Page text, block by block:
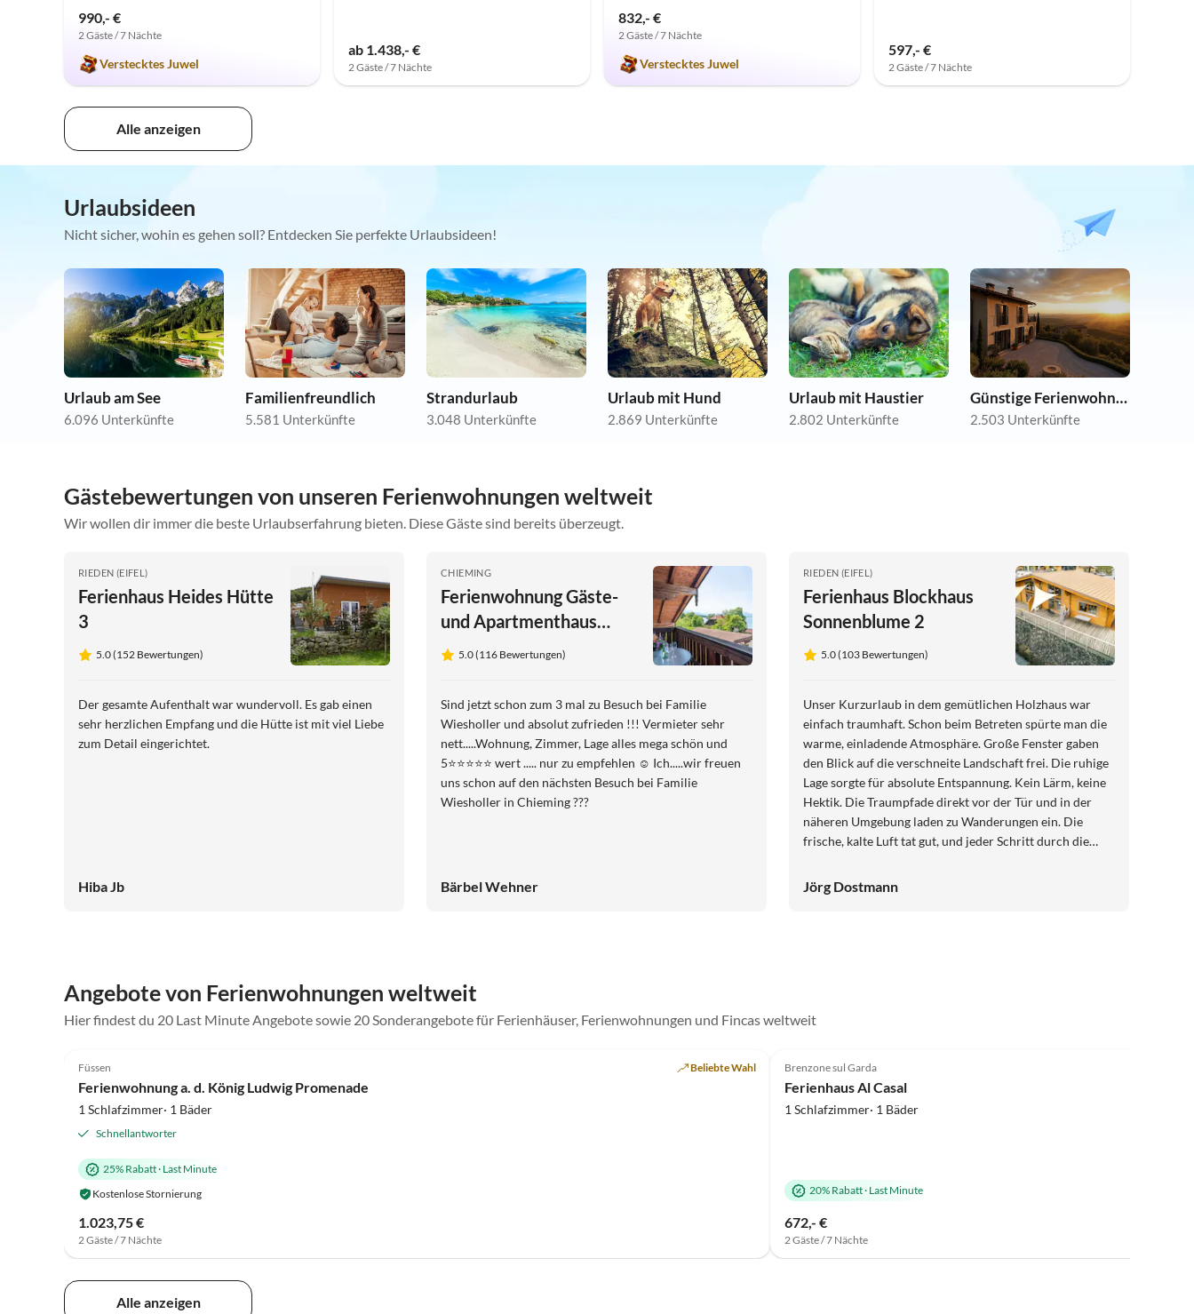
990,- €
2 Gäste / 7 Nächte
Verstecktes Juwel
ab 1.438,- €
2 Gäste / 7 Nächte
832,- €
2 Gäste / 7 Nächte
Verstecktes Juwel
597,- €
2 Gäste / 7 Nächte
Alle anzeigen
Urlaubsideen
Nicht sicher, wohin es gehen soll? Entdecken Sie perfekte Urlaubsideen!
Urlaub am See
6.096 Unterkünfte
Familienfreundlich
5.581 Unterkünfte
Strandurlaub
3.048 Unterkünfte
Urlaub mit Hund
2.869 Unterkünfte
Urlaub mit Haustier
2.802 Unterkünfte
Günstige Ferienwohnungen
2.503 Unterkünfte
Gästebewertungen von unseren Ferienwohnungen weltweit
Wir wollen dir immer die beste Urlaubserfahrung bieten. Diese Gäste sind bereits überzeugt.
RIEDEN (EIFEL)
Ferienhaus Heides Hütte
3
5.0 (152 Bewertungen)
Der gesamte Aufenthalt war wundervoll. Es gab einen
sehr herzlichen Empfang und die Hütte ist mit viel Liebe
zum Detail eingerichtet.
Hiba Jb
CHIEMING
Ferienwohnung Gäste-
und Apartmenthaus
Wiesholler
5.0 (116 Bewertungen)
Sind jetzt schon zum 3 mal zu Besuch bei Familie
Wiesholler und absolut zufrieden !!! Vermieter sehr
nett.....Wohnung, Zimmer, Lage alles mega schön und
5⭐️⭐️⭐️⭐️⭐️ wert ..... nur zu empfehlen ☺️ Ich.....wir freuen
uns schon auf den nächsten Besuch bei Familie
Wiesholler in Chieming ???
Bärbel Wehner
RIEDEN (EIFEL)
Ferienhaus Blockhaus
Sonnenblume 2
5.0 (103 Bewertungen)
Unser Kurzurlaub in dem gemütlichen Holzhaus war
einfach traumhaft. Schon beim Betreten spürte man die
warme, einladende Atmosphäre. Große Fenster gaben
den Blick auf die verschneite Landschaft frei. Die ruhige
Lage sorgte für absolute Entspannung. Kein Lärm, keine
Hektik. Die Traumpfade direkt vor der Tür und in der
näheren Umgebung laden zu Wanderungen ein. Die
frische, kalte Luft tat gut, und jeder Schritt durch die
draußen war es besonders schön, ins warme Holzhaus
zurückzukehren, sich einzukuscheln und den Abend
Jörg Dostmann
Angebote von Ferienwohnungen weltweit
Hier findest du 20 Last Minute Angebote sowie 20 Sonderangebote für Ferienhäuser, Ferienwohnungen und Fincas weltweit
Füssen Beliebte Wahl
Ferienwohnung a. d. König Ludwig Promenade
1 Schlafzimmer· 1 Bäder
Schnellantworter
25% Rabatt· Last Minute
Kostenlose Stornierung
1.023,75 €
2 Gäste / 7 Nächte
Brenzone sul Garda
Ferienhaus Al Casal
1 Schlafzimmer· 1 Bäder
20% Rabatt· Last Minute
672,- €
2 Gäste / 7 Nächte
Alle anzeigen